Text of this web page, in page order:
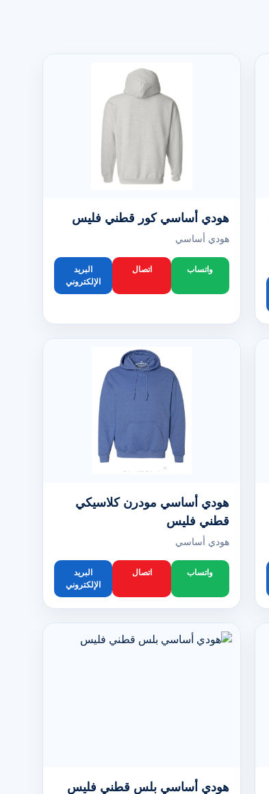
هودي أساسي كور قطني فليس
هودي أساسي
واتساب اتصال
البريد
الإلكتروني
هودي أساسي مودرن كلاسيكي
قطني فليس
هودي أساسي
واتساب اتصال
البريد
الإلكتروني
هودي أساسي بلس قطني فليس